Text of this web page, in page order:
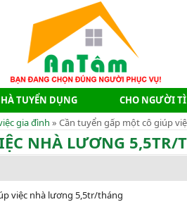
TUYỂN DỤNG CHO NGƯỜI
gia đình » Cần tuyển gấp một cô giúp
NHÀ LƯƠNG 5,5TR/
việc nhà lương 5,5tr/tháng